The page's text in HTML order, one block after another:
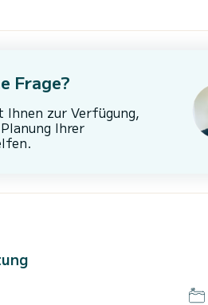
Frage?
zur Verfügung,
Ihrer